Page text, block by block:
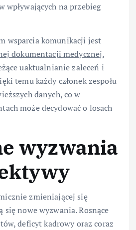
wpływających na przebieg
wsparcia komunikacji jest
dokumentacji medycznej,
uaktualnianie zaleceń i
temu każdy członek zespołu
danych, co w
może decydować o losach
wyzwania
zmieniającej się
się nowe wyzwania. Rosnące
deficyt kadrowy oraz coraz